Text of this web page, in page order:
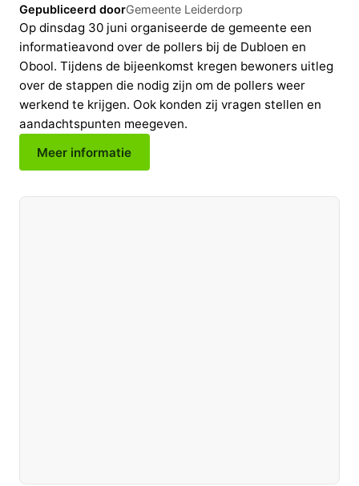
Gepubliceerd doorGemeente Leiderdorp
Op dinsdag 30 juni organiseerde de gemeente een
informatieavond over de pollers bij de Dubloen en
Obool. Tijdens de bijeenkomst kregen bewoners uitleg
over de stappen die nodig zijn om de pollers weer
werkend te krijgen. Ook konden zij vragen stellen en
aandachtspunten meegeven.
Meer informatie